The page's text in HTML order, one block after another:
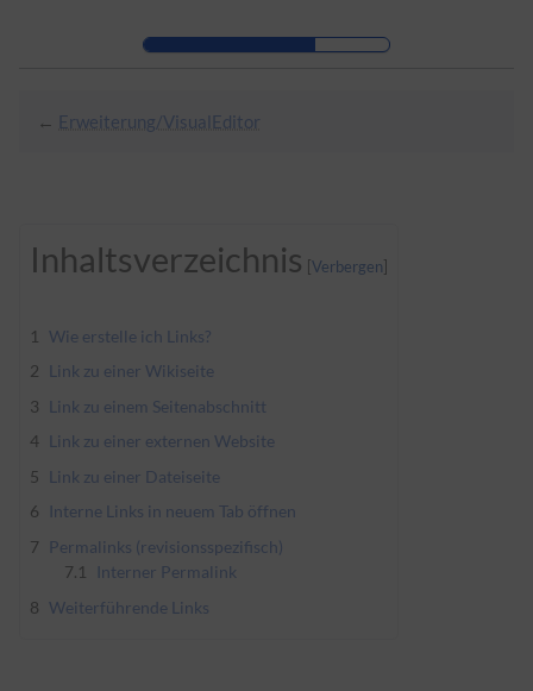
Zur Hauptnavigation
← Erweiterung/VisualEditor
Inhaltsverzeichnis
1
Wie erstelle ich Links?
2 Link zu einer Wikiseite
3 Link zu einem Seitenabschnitt
4 Link zu einer externen Website
5 Link zu einer Dateiseite
6
Interne Links in neuem Tab öffnen
7
Permalinks (revisionsspezifisch)
7.1
Interner Permalink
8 Weiterführende Links